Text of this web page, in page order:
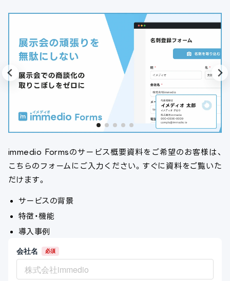
immedio Formsのサービス概要資料をご希望のお客様は、
こちらのフォームにご入力ください。すぐに資料をご覧いた
だけます。
サービスの背景
特徴・機能
導入事例